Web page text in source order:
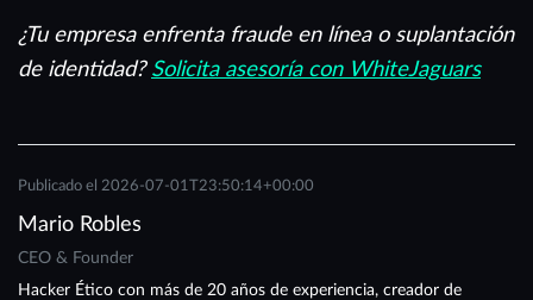
¿Tu empresa enfrenta fraude en línea o suplantación
de identidad? Solicita asesoría con WhiteJaguars
Publicado el 2026-07-01T23:50:14+00:00
Mario Robles
CEO & Founder
Hacker Ético con más de 20 años de experiencia, creador de